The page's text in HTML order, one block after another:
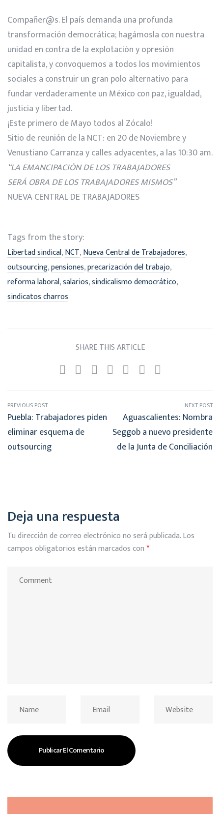
Compañer@s. El país demanda una profunda
transformación democrática; hagámosla con nuestra
unidad en contra de la explotación y opresión
capitalista, y convoquemos a todos los movimientos
sociales a construir un gran polo alternativo para
fundar verdaderamente un México con paz, igualdad,
justicia y libertad.
¡Este primero de Mayo todos al Zócalo!
Sitio de reunión de la NCT: en 20 de Noviembre y
Venustiano Carranza y calles adyacentes, a las 10:30 am.
“LAEMANCIPACIÓN DE LOS TRABAJADORES
SERÁ OBRA DE LOS TRABAJADORES MISMOS”
NUEVA CENTRAL DE TRABAJADORES
Tags from the story:
Libertad sindical,NCT,Nueva Central de Trabajadores,
outsourcing,pensiones,precarización del trabajo,
reforma laboral,salarios,sindicalismo democrático,
sindicatos charros
SHARE THIS ARTICLE
PREVIOUS POST
Puebla: Trabajadores piden
eliminar esquema de
outsourcing
NEXT POST
Aguascalientes: Nombra
Seggob a nuevo presidente
de la Junta de Conciliación
Deja una respuesta
Tu dirección de correo electrónico no será publicada.Los
campos obligatorios están marcados con*